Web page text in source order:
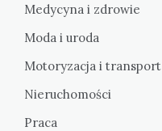
Medycyna i zdrowie
Moda i uroda
Motoryzacja i transport
Nieruchomości
Praca